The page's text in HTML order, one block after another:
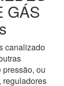
GÁS
canalizado
ou
reguladores